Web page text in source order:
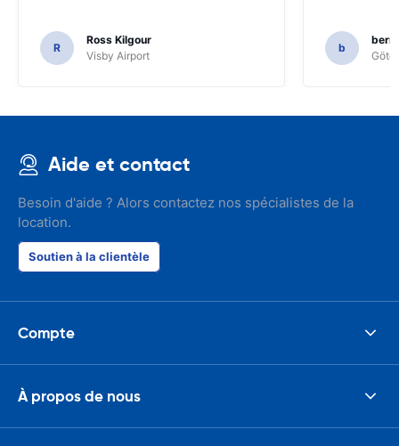
R
Ross Kilgour
Visby Airport
b
Aide et contact
Besoin d'aide ? Alors contactez nos spécialistes de la
location.
Soutien à la clientèle
Compte
À propos de nous